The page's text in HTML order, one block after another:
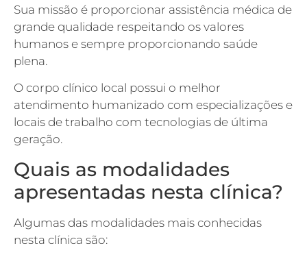
Sua missão é proporcionar assistência médica de
grande qualidade respeitando os valores
humanos e sempre proporcionando saúde
plena.
O corpo clínico local possui o melhor
atendimento humanizado com especializações e
locais de trabalho com tecnologias de última
geração.
Quais as modalidades
apresentadas nesta clínica?
Algumas das modalidades mais conhecidas
nesta clínica são: